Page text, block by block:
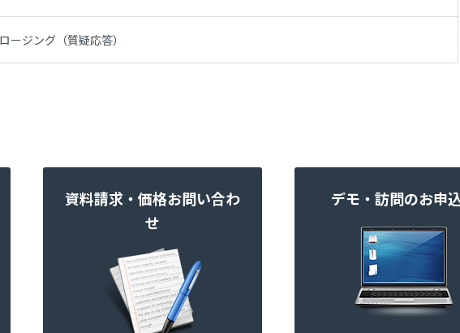
ージング（質疑応答）
資料請求・価格お問い合わ
せ
デモ・訪問のお申